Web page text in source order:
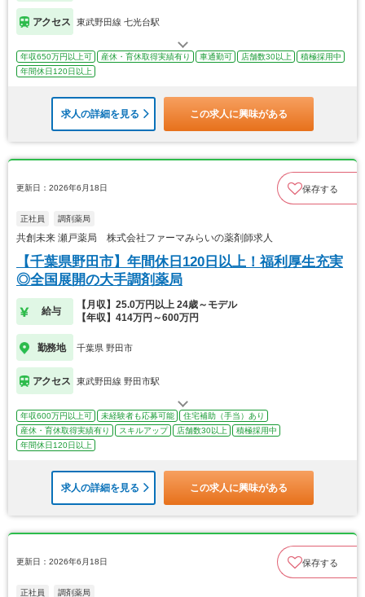
アクセス 東武野田線 七光台駅
年収650万円以上可 産休・育休取得実績有り 車通勤可 店舗数30以上
積極採用中
年間休日120日以上
求人の詳細を見る この求人に興味がある
更新日：2026年6月18日 保存する
正社員 調剤薬局
共創未来 瀬戸薬局 株式会社ファーマみらいの薬剤師求人
【千葉県野田市】年間休日120日以上！福利厚生充実
◎全国展開の大手調剤薬局
給与
【月収】25.0万円以上 24歳～モデル
【年収】414万円～600万円
勤務地 千葉県 野田市
アクセス 東武野田線 野田市駅
年収600万円以上可 未経験者も応募可能
住宅補助（手当）あり
産休・育休取得実績有り
スキルアップ 店舗数30以上
積極採用中
年間休日120日以上
求人の詳細を見る この求人に興味がある
更新日：2026年6月18日 保存する
正社員 調剤薬局